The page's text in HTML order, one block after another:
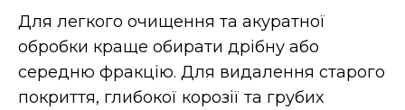
Для легкого очищення та акуратної
обробки краще обирати дрібну або
середню фракцію. Для видалення старого
покриття, глибокої корозії та грубих